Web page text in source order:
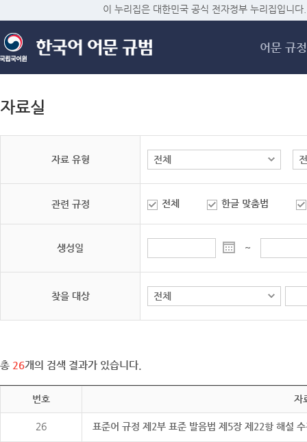
메
이 누리집은 대한민국 공식 전자정부 누리집입니다.
어문 규정
자료실
자료 유형
관련 규정 전체 한글 맞춤법
생성일 ~
찾을 대상
총 26개의 검색 결과가 있습니다.
번호 자
26 표준어 규정 제2부 표준 발음법 제5장 제22항 해설